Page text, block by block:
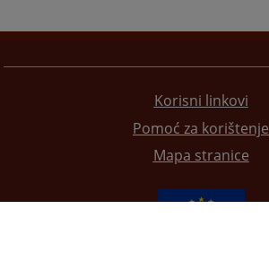
Korisni linkovi
Pomoć za korištenje
Mapa stranice